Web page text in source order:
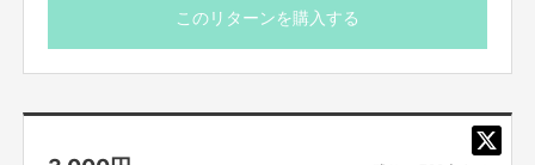
生後4ヶ月から2歳くらいまでの首の座った元気なお子さん
を抱っこ紐で抱っこして、緩やかなステップを踏んでダン
このリターンを購入する